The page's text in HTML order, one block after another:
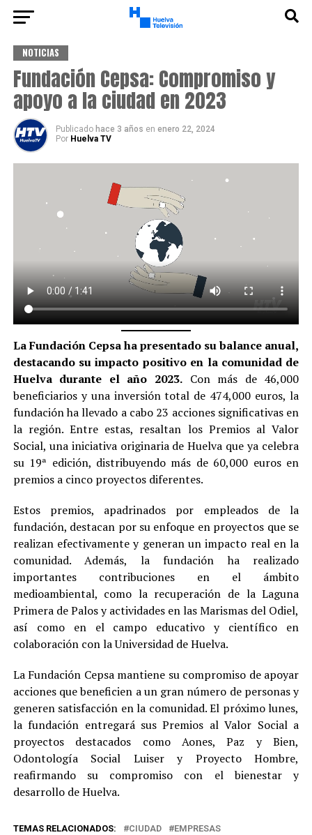
NOTICIAS
Fundación Cepsa: Compromiso y
apoyo a la ciudad en 2023
Publicado hace 3 años en enero 22, 2024
Por Huelva TV
La Fundación Cepsa ha presentado su balance anual,
destacando su impacto positivo en la comunidad de
Huelva durante el año 2023.Con más de 46,000
beneficiarios y una inversión total de 474,000 euros, la
fundación ha llevado a cabo 23 acciones significativas en
la región. Entre estas, resaltan los Premios al Valor
Social, una iniciativa originaria de Huelva que ya celebra
su 19ª edición, distribuyendo más de 60,000 euros en
premios a cinco proyectos diferentes.
Estos premios, apadrinados por empleados de la
fundación, destacan por su enfoque en proyectos que se
realizan efectivamente y generan un impacto real en la
comunidad. Además, la fundación ha realizado
importantes contribuciones en el ámbito
medioambiental, como la recuperación de la Laguna
Primera de Palos y actividades en las Marismas del Odiel,
así como en el campo educativo y científico en
colaboración con la Universidad de Huelva.
La Fundación Cepsa mantiene su compromiso de apoyar
acciones que beneficien a un gran número de personas y
generen satisfacción en la comunidad. El próximo lunes,
la fundación entregará sus Premios al Valor Social a
proyectos destacados como Aones, Paz y Bien,
Odontología Social Luiser y Proyecto Hombre,
reafirmando su compromiso con el bienestar y
desarrollo de Huelva.
TEMAS RELACIONADOS: CIUDAD
EMPRESAS